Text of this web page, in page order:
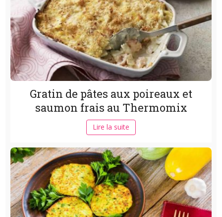
Gratin de pâtes aux poireaux et
saumon frais au Thermomix
Lire la suite